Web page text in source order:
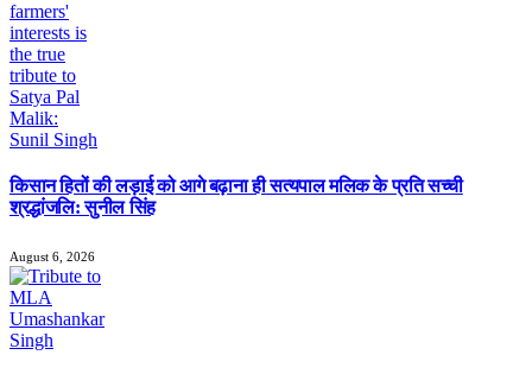
किसान हितों की लड़ाई को आगे बढ़ाना ही सत्यपाल मलिक के प्रति सच्ची
श्रद्धांजलि: सुनील सिंह
August 6, 2026